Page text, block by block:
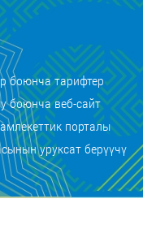
боюнча тарифтер
боюнча веб-сайт
порталы
уруксат берүүчү